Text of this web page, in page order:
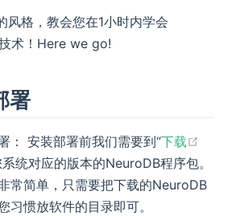
风格，教会您在1小时内学会
术！Here we go!
署
： 安装部署前我们需要到“下载
统对应的版本的NeuroDB程序包。
常简单，只需要把下载的NeuroDB
习惯放软件的目录即可。